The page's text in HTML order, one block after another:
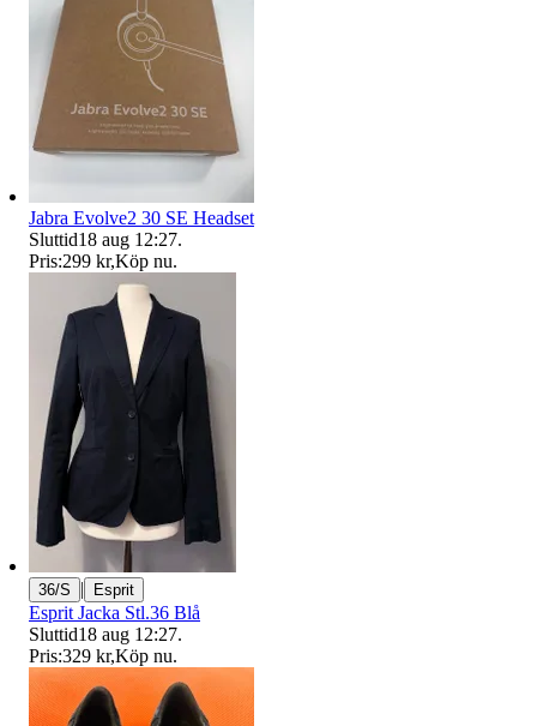
Jabra Evolve2 30 SE Headset
Sluttid18 aug 12:27.
Pris:299 kr,Köp nu.
36/S | Esprit
Esprit Jacka Stl.36 Blå
Sluttid18 aug 12:27.
Pris:329 kr,Köp nu.